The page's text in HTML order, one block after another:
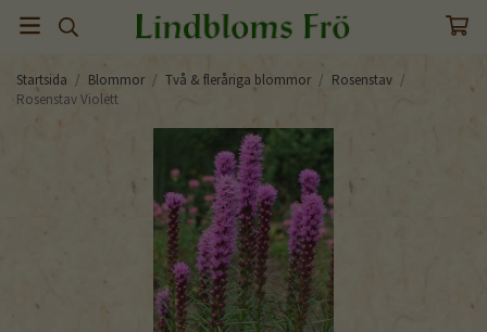
Startsida / Blommor / Två & fleråriga blommor / Rosenstav /
Rosenstav Violett